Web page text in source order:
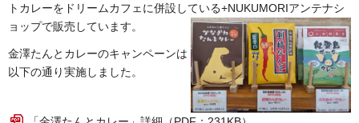
トカレーをドリームカフェに併設している+NUKUMORIアンテナシ
ョップで販売しています。
金澤たんとカレーのキャンペーンは
以下の通り実施しました。